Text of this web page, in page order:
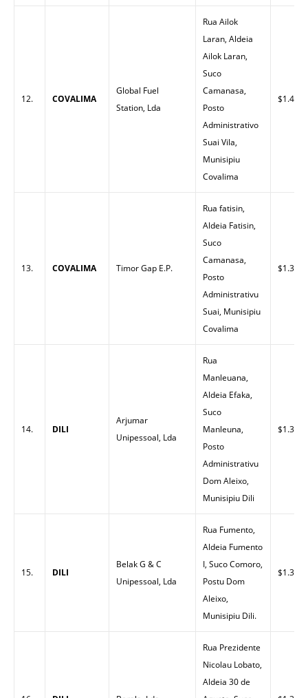
12. COVALIMA
Global Fuel
Station, Lda
Rua Ailok
Laran, Aldeia
Ailok Laran,
Suco
Camanasa,
Posto
Administrativo
Suai Vila,
Munisipiu
Covalima
$1.45
13. COVALIMA Timor Gap E.P.
Rua fatisin,
Aldeia Fatisin,
Suco
Camanasa,
Posto
Administrativu
Suai, Munisipiu
Covalima
$1.38
14. DILI
Arjumar
Unipessoal, Lda
Rua
Manleuana,
Aldeia Efaka,
Suco
Manleuna,
Posto
Administrativu
Dom Aleixo,
Munisipiu Dili
$1.30
15. DILI
Belak G & C
Unipessoal, Lda
Rua Fumento,
Aldeia Fumento
I, Suco Comoro,
Postu Dom
Aleixo,
Munisipiu Dili.
$1.33
Rua Prezidente
Nicolau Lobato,
Aldeia 30 de